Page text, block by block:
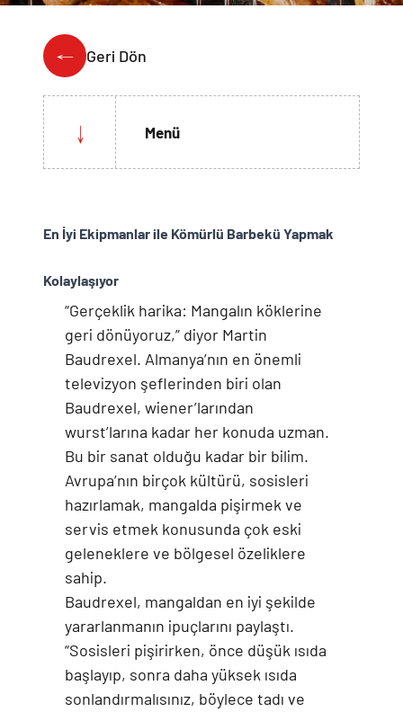
Kömürlü Barbekü Aksesuarları
Tüm Kömürlü Barbeküleri Görüntüle
Kılıflar
Ekipmanlar
Akıllı Cihazlar
Grill Akademi
Katalog
Mağaza Bulucu
Türkçe(tr)
Geri Dön
Menü
En İyi Ekipmanlar ile Kömürlü Barbekü Yapmak
Kolaylaşıyor
“Gerçeklik harika: Mangalın köklerine
geri dönüyoruz,” diyor Martin
Baudrexel. Almanya’nın en önemli
televizyon şeflerinden biri olan
Baudrexel, wiener’larından
wurst’larına kadar her konuda uzman.
Bu bir sanat olduğu kadar bir bilim.
Avrupa’nın birçok kültürü, sosisleri
hazırlamak, mangalda pişirmek ve
servis etmek konusunda çok eski
geleneklere ve bölgesel özeliklere
sahip.
Baudrexel, mangaldan en iyi şekilde
yararlanmanın ipuçlarını paylaştı.
“Sosisleri pişirirken, önce düşük ısıda
başlayıp, sonra daha yüksek ısıda
sonlandırmalısınız, böylece tadı ve